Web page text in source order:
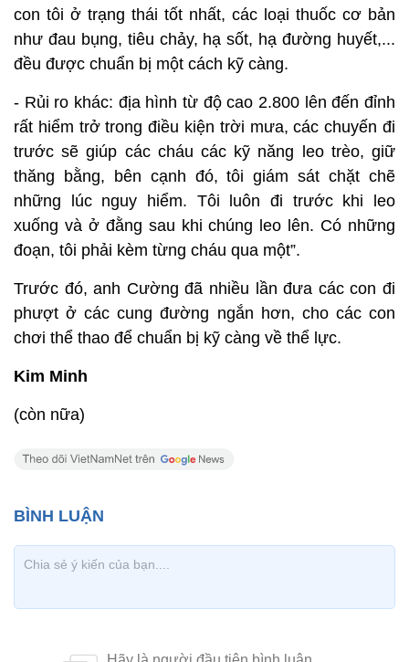
con tôi ở trạng thái tốt nhất, các loại thuốc cơ bản
như đau bụng, tiêu chảy, hạ sốt, hạ đường huyết,...
đều được chuẩn bị một cách kỹ càng.
- Rủi ro khác: địa hình từ độ cao 2.800 lên đến đỉnh
rất hiểm trở trong điều kiện trời mưa, các chuyến đi
trước sẽ giúp các cháu các kỹ năng leo trèo, giữ
thăng bằng, bên cạnh đó, tôi giám sát chặt chẽ
những lúc nguy hiểm. Tôi luôn đi trước khi leo
xuống và ở đằng sau khi chúng leo lên. Có những
đoạn, tôi phải kèm từng cháu qua một”.
Trước đó, anh Cường đã nhiều lần đưa các con đi
phượt ở các cung đường ngắn hơn, cho các con
chơi thể thao để chuẩn bị kỹ càng về thể lực.
Kim Minh
(còn nữa)